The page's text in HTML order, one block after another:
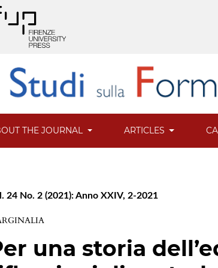
THE JOURNAL ARTICLES
24 No. 2 (2021): Anno XXIV, 2-2021
una storia